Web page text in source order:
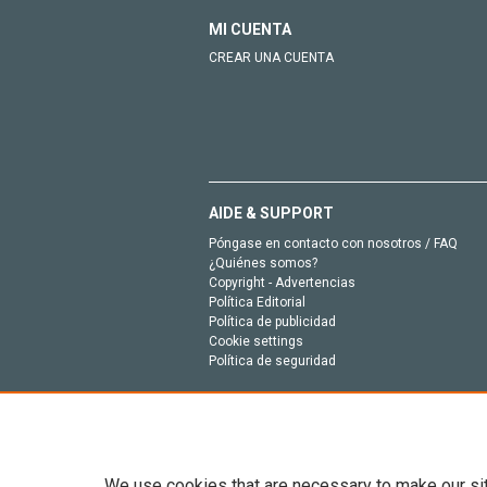
MI CUENTA
CREAR UNA CUENTA
AIDE & SUPPORT
Póngase en contacto con nosotros / FAQ
¿Quiénes somos?
Copyright - Advertencias
Política Editorial
Política de publicidad
Cookie settings
Política de seguridad